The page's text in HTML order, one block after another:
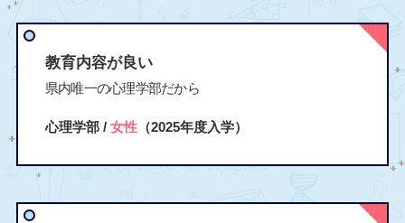
教育内容が良い
県内唯一の心理学部だから
心理学部 / 女性（2025年度入学）